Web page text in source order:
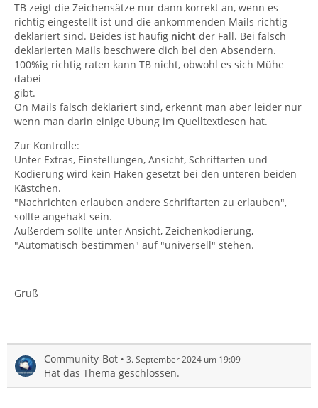
TB zeigt die Zeichensätze nur dann korrekt an, wenn es
richtig eingestellt ist und die ankommenden Mails richtig
deklariert sind. Beides ist häufig nicht der Fall. Bei falsch
deklarierten Mails beschwere dich bei den Absendern.
100%ig richtig raten kann TB nicht, obwohl es sich Mühe
dabei
gibt.
On Mails falsch deklariert sind, erkennt man aber leider nur
wenn man darin einige Übung im Quelltextlesen hat.
Zur Kontrolle:
Unter Extras, Einstellungen, Ansicht, Schriftarten und
Kodierung wird kein Haken gesetzt bei den unteren beiden
Kästchen.
"Nachrichten erlauben andere Schriftarten zu erlauben",
sollte angehakt sein.
Außerdem sollte unter Ansicht, Zeichenkodierung,
"Automatisch bestimmen" auf "universell" stehen.
Gruß
Community-Bot 3. September 2024 um 19:09
Hat das Thema geschlossen.